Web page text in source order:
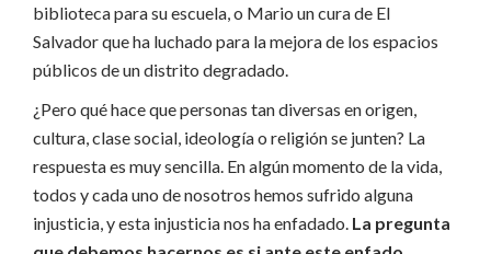
biblioteca para su escuela, o Mario un cura de El
Salvador que ha luchado para la mejora de los espacios
públicos de un distrito degradado.
¿Pero qué hace que personas tan diversas en origen,
cultura, clase social, ideología o religión se junten? La
respuesta es muy sencilla. En algún momento de la vida,
todos y cada uno de nosotros hemos sufrido alguna
injusticia, y esta injusticia nos ha enfadado. La pregunta